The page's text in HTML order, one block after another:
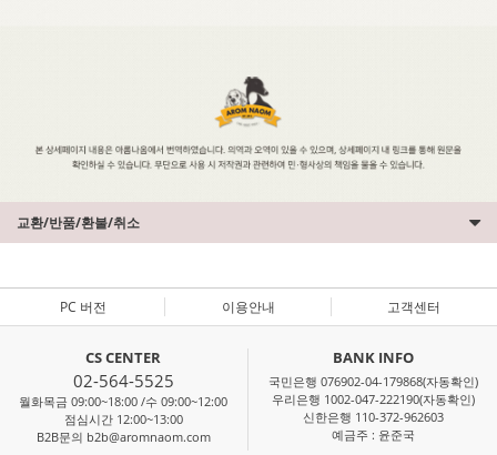
교환/반품/환불/취소
PC 버전 이용안내 고객센터
CS CENTER
02-564-5525
월화목금 09:00~18:00 /수 09:00~12:00
점심시간 12:00~13:00
B2B문의 b2b@aromnaom.com
BANK INFO
국민은행 076902-04-179868(자동확인)
우리은행 1002-047-222190(자동확인)
신한은행 110-372-962603
예금주 : 윤준국